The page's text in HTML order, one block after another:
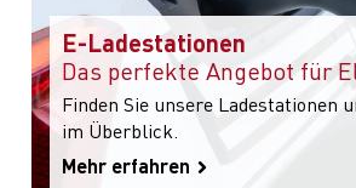
E-Ladestationen
Das perfekte Angebot für
Finden Sie unsere Ladestationen
im Überblick.
Mehr erfahren